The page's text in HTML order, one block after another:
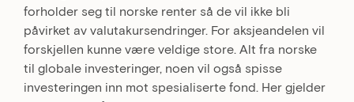
forholder seg til norske renter så de vil ikke bli
påvirket av valutakursendringer. For aksjeandelen vil
forskjellen kunne være veldige store. Alt fra norske
til globale investeringer, noen vil også spisse
investeringen inn mot spesialiserte fond. Her gjelder